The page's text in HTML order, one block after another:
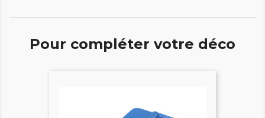
Pour compléter votre déco